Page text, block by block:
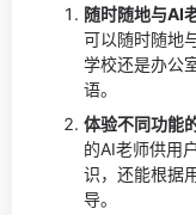
随时随地与AI
可以随时随地
学校还是办公
语。
体验不同功能
的AI老师供用
识，还能根据
导。